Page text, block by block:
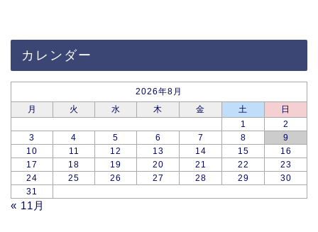
カレンダー
2026年8月
月
火 水 木 金 土
日
1
2
3
4 5 6 7 8
9
10
11 12 13 14 15
16
17
18 19 20 21 22
23
24
25 26 27 28 29
30
31
« 11月